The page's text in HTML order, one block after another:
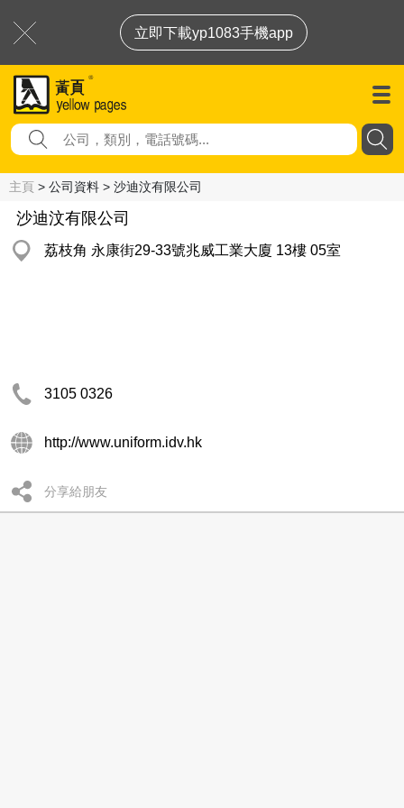
立即下載yp1083手機app
主頁 > 公司資料 > 沙迪汶有限公司
沙迪汶有限公司
荔枝角 永康街29-33號兆威工業大廈 13樓 05室
3105 0326
http://www.uniform.idv.hk
分享給朋友